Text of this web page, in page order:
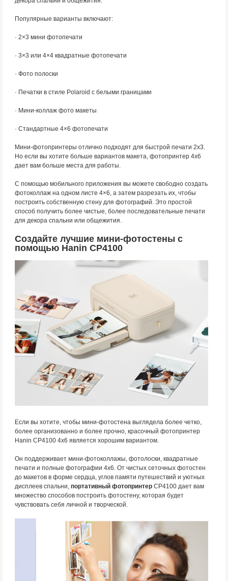
Популярные варианты включают:
· 2×3 мини фотопечати
· 3×3 или 4×4 квадратные фотопечати
· Фото полоски
· Печатки в стиле Polaroid с белыми границами
· Мини-коллаж фото макеты
· Стандартные 4×6 фотопечати
Мини-фотопринтеры отлично подходят для быстрой печати 2х3.
Но если вы хотите больше вариантов макета, фотопринтер 4х6
дает вам больше места для работы.
С помощью мобильного приложения вы можете свободно создать
фотоколлаж на одном листе 4×6, а затем разрезать их, чтобы
построить собственную стену для фотографий. Это простой
способ получить более чистые, более последовательные печати
для декора спальни или общежития.
Создайте лучшие мини-фотостены с
помощью Hanin CP4100
Если вы хотите, чтобы мини-фотостена выглядела более четко,
более организованно и более прочно, красочный фотопринтер
Hanin CP4100 4x6 является хорошим вариантом.
Он поддерживает мини-фотоколлажы, фотолоски, квадратные
печати и полные фотографии 4х6. От чистых сеточных фотостен
до макетов в форме сердца, углов памяти путешествий и уютных
дисплеев спальни, портативный фотопринтер CP4100 дает вам
множество способов построить фотостену, которая будет
чувствовать себя личной и творческой.